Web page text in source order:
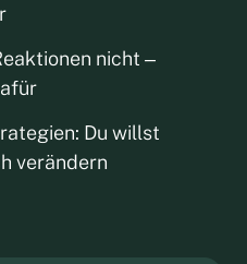
nicht –
Du willst
verändern